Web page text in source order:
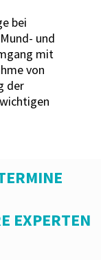
bei
und
mit
von
der
EXPERTEN